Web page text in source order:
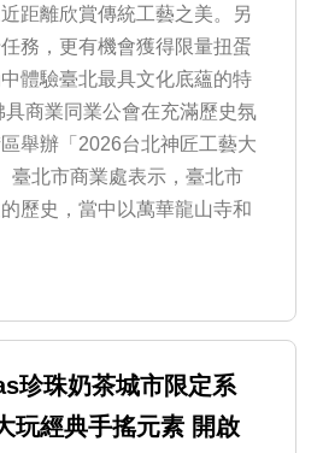
距離欣賞傳統工藝之美。另
務，更有機會獲得限量扭蛋
體驗臺北最具文化底蘊的特
商業同業公會在充滿歷史氛
舉辦「2026台北神匠工藝大
北市商業處表示，臺北市
歷史，當中以萬華龍山寺和
珍珠奶茶城市限定系
玩經典手搖元素 開啟